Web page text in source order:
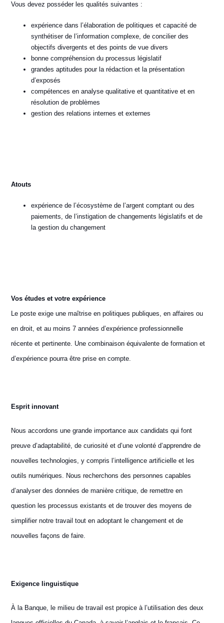
Vous devez posséder les qualités suivantes :
expérience dans l’élaboration de politiques et capacité de
synthétiser de l’information complexe, de concilier des
objectifs divergents et des points de vue divers
bonne compréhension du processus législatif
grandes aptitudes pour la rédaction et la présentation
d’exposés
compétences en analyse qualitative et quantitative et en
résolution de problèmes
gestion des relations internes et externes
Atouts
expérience de l’écosystème de l’argent comptant ou des
paiements, de l’instigation de changements législatifs et de
la gestion du changement
Vos études et votre expérience
Le poste exige une maîtrise en politiques publiques, en affaires ou
en droit, et au moins 7 années d’expérience professionnelle
récente et pertinente. Une combinaison équivalente de formation et
d’expérience pourra être prise en compte.
Esprit innovant
Nous accordons une grande importance aux candidats qui font
preuve d’adaptabilité, de curiosité et d’une volonté d’apprendre de
nouvelles technologies, y compris l’intelligence artificielle et les
outils numériques. Nous recherchons des personnes capables
d’analyser des données de manière critique, de remettre en
question les processus existants et de trouver des moyens de
simplifier notre travail tout en adoptant le changement et de
nouvelles façons de faire.
Exigence linguistique
À la Banque, le milieu de travail est propice à l’utilisation des deux